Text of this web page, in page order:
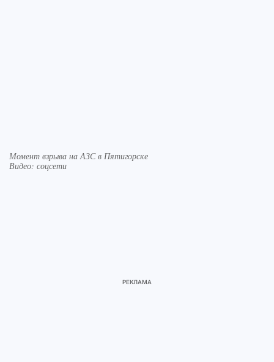
Момент взрыва на АЗС в Пятигорске
Видео: соцсети